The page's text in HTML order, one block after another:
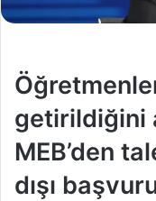
getirildiğini
MEB’den
dışı